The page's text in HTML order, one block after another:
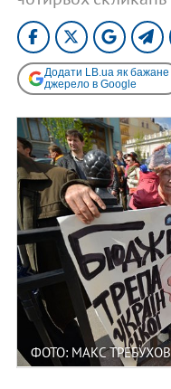
Додати LB.ua як бажане
джерело в Google
ФОТО: МАКС ТРЕБУХОВ